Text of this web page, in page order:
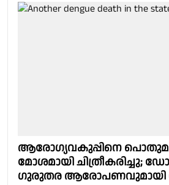
ആരോഗ്യവകുപ്പിനെ
മോശമായി ചിത്രീകരിച്ചു;
ഗുരുതര ആരോപണവുമായി